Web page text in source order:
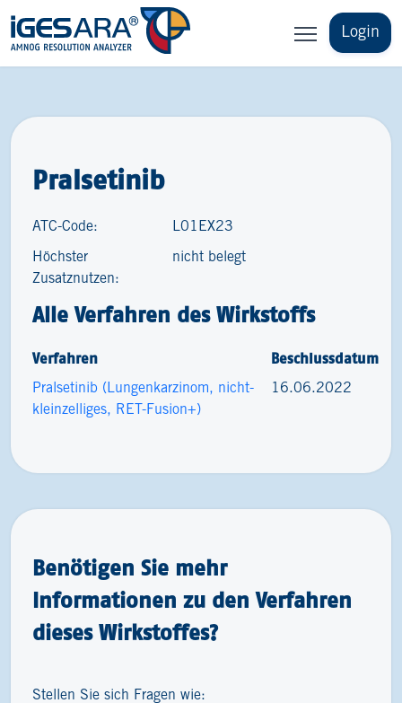
Login
Pralsetinib
ATC-Code: L01EX23
Höchster
Zusatznutzen:
nicht belegt
Alle Verfahren des Wirkstoffs
Verfahren Beschlussdatum
Pralsetinib (Lungenkarzinom, nicht-
kleinzelliges, RET-Fusion+)
16.06.2022
Benötigen Sie mehr
Informationen zu den Verfahren
dieses Wirkstoffes?
Stellen Sie sich Fragen wie: